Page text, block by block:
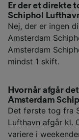
Er der et direkte
Schiphol
Nej, der er ingen
Amsterdam
Amsterdam
mindst 1 skift.
Hvornår afgår
Amsterdam
Det første tog fra
Lufthavn afgår kl.
variere i